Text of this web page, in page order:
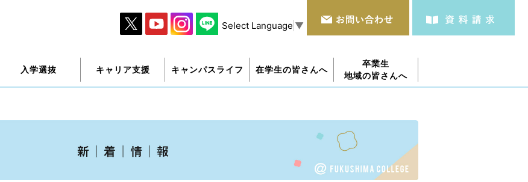
Select Language ▼
入学選抜 キャリア支援 キャンパスライフ 在学生の皆さんへ
卒業生
地域の皆さんへ